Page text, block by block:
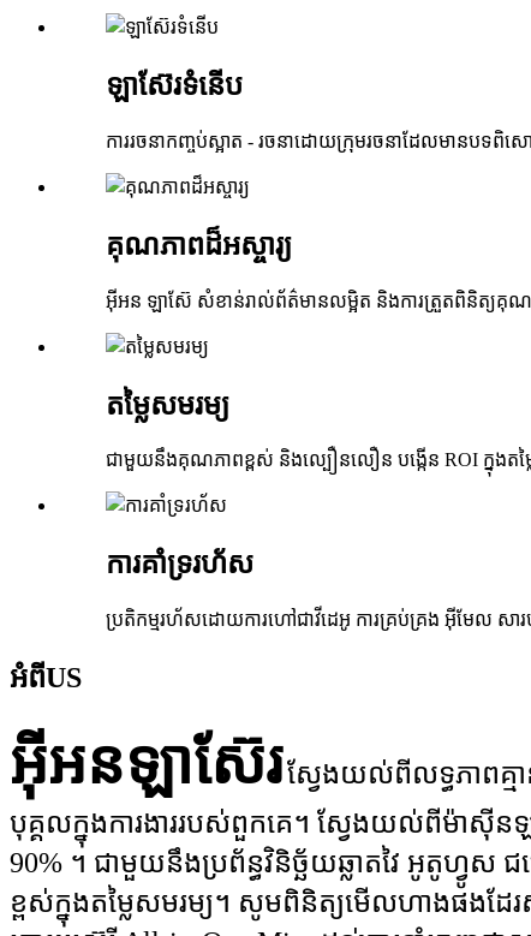
ឡាស៊ែរទំនើប
ការរចនាកញ្ចប់ស្អាត - រចនាដោយក្រុមរចនាដែលមានបទពិសោ
គុណភាពដ៏អស្ចារ្យ
អ៊ីអន ឡាស៊ែ សំខាន់រាល់ព័ត៌មានលម្អិត និងការត្រួតពិនិត្យគុ
តម្លៃសមរម្យ
ជាមួយនឹងគុណភាពខ្ពស់ និងល្បឿនលឿន បង្កើន ROI ក្នុងតម្ល
ការគាំទ្ររហ័ស
ប្រតិកម្មរហ័សដោយការហៅជាវីដេអូ ការគ្រប់គ្រង អ៊ីមែល សារ
អំពីUS
អ៊ីអនឡាស៊ែរស្វែងយល់ពីលទ្ធភាពគ្ម
បុគ្គលក្នុងការងាររបស់ពួកគេ។ ស្វែងយល់ពីម៉ាស៊ីន
90% ។ ជាមួយនឹងប្រព័ន្ធវិនិច្ឆ័យឆ្លាតវៃ អូតូហ្វូ
ខ្ពស់ក្នុងតម្លៃសមរម្យ។ សូមពិនិត្យមើលហាងផងដែរ